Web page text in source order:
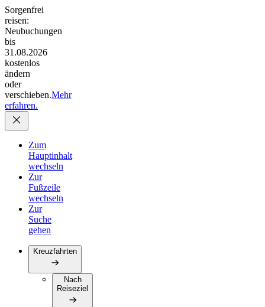
Sorgenfrei
reisen:
Neubuchungen
bis
31.08.2026
kostenlos
ändern
oder
verschieben.Mehr
erfahren.
Zum
Hauptinhalt
wechseln
Zur
Fußzeile
wechseln
Zur
Suche
gehen
Kreuzfahrten
Nach
Reiseziel